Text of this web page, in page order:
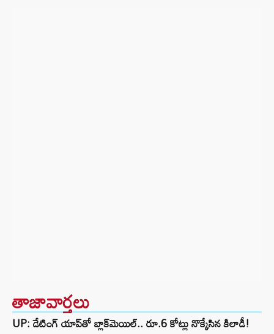
తాజావార్తలు
UP: డేటింగ్ యాప్‌తో బ్లాక్‌మెయిల్.. రూ.6 కోట్లు నొక్కేసిన కిలాడీ!